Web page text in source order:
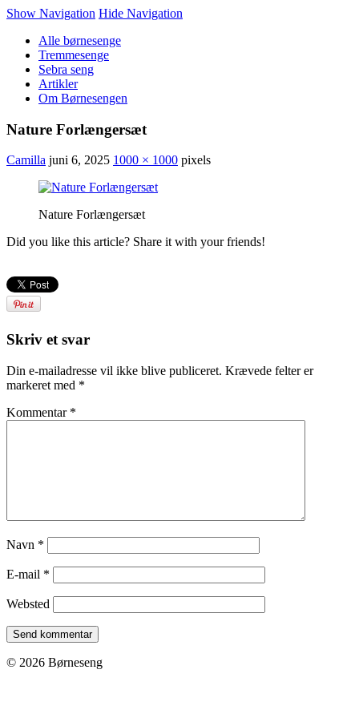
Show Navigation Hide Navigation
Alle børnesenge
Tremmesenge
Sebra seng
Artikler
Om Børnesengen
Nature Forlængersæt
Camilla juni 6, 2025 1000 × 1000 pixels
Nature Forlængersæt
Did you like this article? Share it with your friends!
Skriv et svar
Din e-mailadresse vil ikke blive publiceret. Krævede felter er
markeret med *
Kommentar *
Navn *
E-mail *
Websted
© 2026 Børneseng